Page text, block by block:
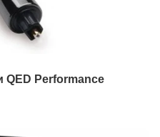
QED Performance